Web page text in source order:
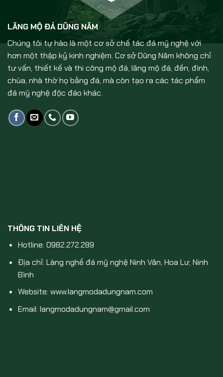
LĂNG MỘ ĐÁ DŨNG NĂM
Chúng tôi tự hào là một cơ sở chế tác đá mỹ nghệ với
hơn một thập kỷ kinh nghiệm. Cơ sở Dũng Năm không chỉ
tư vấn, thiết kế và thi công mộ đá, lăng mộ đá, đền, đình,
chùa, nhà thờ họ bằng đá, mà còn tạo ra các tác phẩm
đá mỹ nghệ độc đáo khác.
THÔNG TIN LIÊN HỆ
Hotline: 0982.272.289
Địa chỉ: Làng nghề đá mỹ nghệ Ninh Vân, Hoa Lư, Ninh
Bình
Website: www.langmodadungnam.com
Email: langmodadungnam@gmail.com